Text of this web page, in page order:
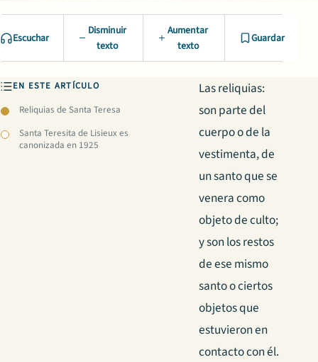
Escuchar
Disminuir
texto
Aumentar
texto
Guardar
EN ESTE ARTÍCULO
Reliquias de Santa Teresa
Santa Teresita de Lisieux es
canonizada en 1925
Las reliquias:
son parte del
cuerpo o de la
vestimenta, de
un santo que se
venera como
objeto de culto;
y son los restos
de ese mismo
santo o ciertos
objetos que
estuvieron en
contacto con él.